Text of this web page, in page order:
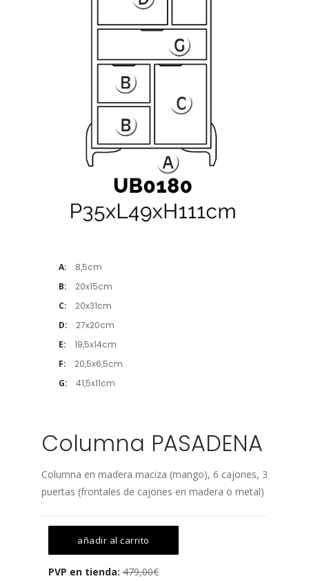
A:
8,5cm
B:
20x15cm
C:
20x31cm
D:
27x20cm
E:
19,5x14cm
F:
20,5x6,5cm
G:
41,5x11cm
Columna PASADENA
Columna en madera maciza (mango), 6 cajones, 3
puertas (frontales de cajones en madera o metal)
añadir al carrito
PVP en tienda: 479,00€